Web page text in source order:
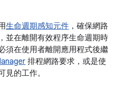
生命週期感知元件 ，確保網路
並在離開有效程序生命週期時
須在使用者離開應用程式後繼
排程網路要求，或是使
見的工作。